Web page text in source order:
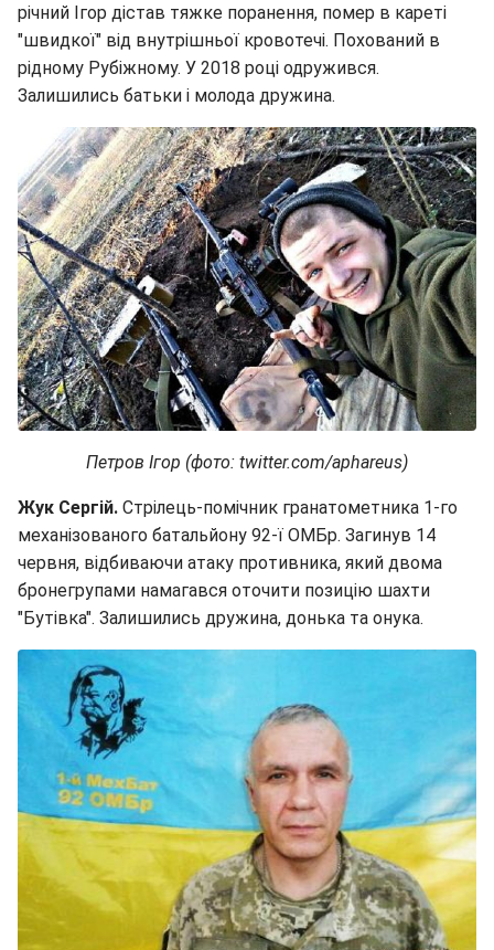
річний Ігор дістав тяжке поранення, помер в кареті
"швидкої" від внутрішньої кровотечі. Похований в
рідному Рубіжному. У 2018 році одружився.
Залишились батьки і молода дружина.
Петров Ігор (фото: twitter.com/aphareus)
Жук Сергій. Стрілець-помічник гранатометника 1-го
механізованого батальйону 92-ї ОМБр. Загинув 14
червня, відбиваючи атаку противника, який двома
бронегрупами намагався оточити позицію шахти
"Бутівка". Залишились дружина, донька та онука.